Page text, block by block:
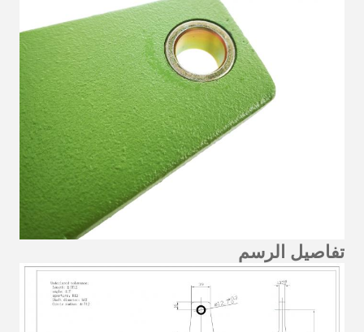
تفاصيل الرسم